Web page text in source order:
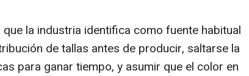
la industria identifica como fuente habitual
de tallas antes de producir, saltarse la
para ganar tiempo, y asumir que el color en